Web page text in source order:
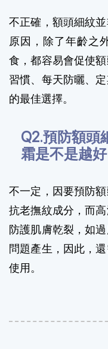
不正確，額頭細紋
原因，除了年齡之
食，都容易會促使
習慣、每天防曬、
的最佳選擇。
Q2.預防額頭
霜是不是越好
不一定，因要預防
抗老撫紋成分，而
防護肌膚乾裂，如
問題產生，因此，
使用。